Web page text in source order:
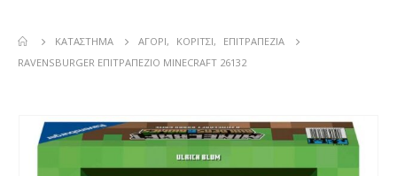
ΚΑΤΆΣΤΗΜΑ ΑΓΌΡΙ, ΚΟΡΊΤΣΙ,
ΕΠΙΤΡΑΠΕΖΊΑ
RAVENSBURGER ΕΠΙΤΡΑΠΈΖΙΟ MINECRAFT 26132